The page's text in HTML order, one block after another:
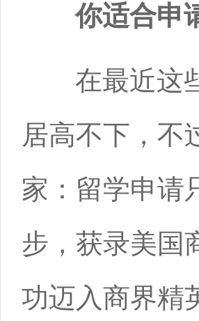
你适合申
在最近这些
居高不下，不
家：留学申请
步，获录美国
功迈入商界精